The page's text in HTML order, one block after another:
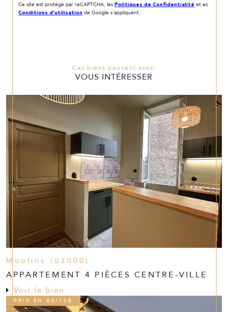
Ce site est protégé par reCAPTCHA, les Politiques de Confidentialité et es
Conditions d'utilisation de Google s'appliquent.
Ces biens peuvent aussi
VOUS INTÉRESSER
Moulins (03000)
APPARTEMENT 4 PIÈCES CENTRE-VILLE
Voir le bien
PRIX EN BAISSE